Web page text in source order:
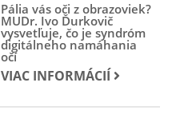
Pália vás oči z obrazoviek?
MUDr. Ivo Ďurkovič
vysvetľuje, čo je syndróm
digitálneho namáhania
očí
VIAC INFORMÁCIÍ